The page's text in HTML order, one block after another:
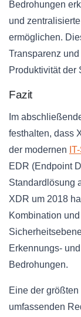
Bedrohungen
und
ermöglichen.
Transparenz
Produktivität der
Fazit
Im
festhalten, dass
der modernen
EDR (Endpoint
Standardlösung
XDR um 2018
Kombination
Erkennungs-
Bedrohungen.
Eine der
umfassenden